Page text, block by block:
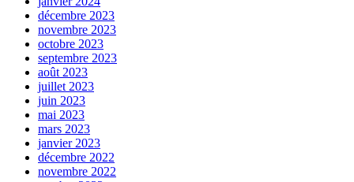
décembre 2023
novembre 2023
octobre 2023
septembre 2023
août 2023
juillet 2023
juin 2023
mai 2023
mars 2023
janvier 2023
décembre 2022
novembre 2022